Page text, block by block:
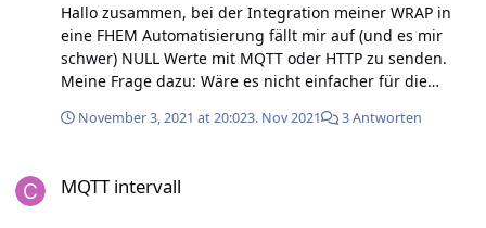
Hallo zusammen, bei der Integration meiner WRAP in
eine FHEM Automatisierung fällt mir auf (und es mir
schwer) NULL Werte mit MQTT oder HTTP zu senden.
Meine Frage dazu: Wäre es nicht einfacher für die
Verwendung von NULL Werten zu verzichten und binäre
Nullwerte z.B. mit HTTPMOD übertragen kann ? Viele
November 3, 2021 at 20:023. Nov 2021 3 Antworten
MQTT intervall